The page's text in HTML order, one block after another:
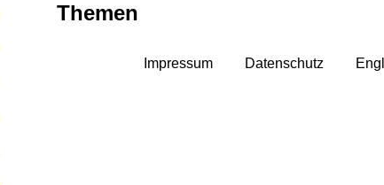
Themen
Impressum Datenschutz